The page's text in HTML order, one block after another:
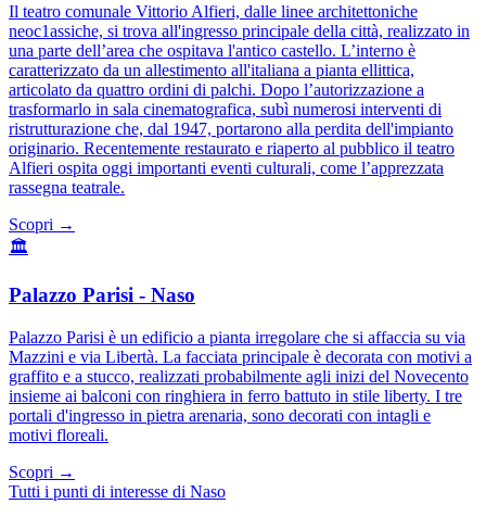
Il teatro comunale Vittorio Alfieri, dalle linee architettoniche
neoc1assiche, si trova all'ingresso principale della città, realizzato in
una parte dell’area che ospitava l'antico castello. L’interno è
caratterizzato da un allestimento all'italiana a pianta ellittica,
articolato da quattro ordini di palchi. Dopo l’autorizzazione a
trasformarlo in sala cinematografica, subì numerosi interventi di
ristrutturazione che, dal 1947, portarono alla perdita dell'impianto
originario. Recentemente restaurato e riaperto al pubblico il teatro
Alfieri ospita oggi importanti eventi culturali, come l’apprezzata
rassegna teatrale.
Scopri →
🏛️
Palazzo Parisi - Naso
Palazzo Parisi è un edificio a pianta irregolare che si affaccia su via
Mazzini e via Libertà. La facciata principale è decorata con motivi a
graffito e a stucco, realizzati probabilmente agli inizi del Novecento
insieme ai balconi con ringhiera in ferro battuto in stile liberty. I tre
portali d'ingresso in pietra arenaria, sono decorati con intagli e
motivi floreali.
Scopri →
Tutti i punti di interesse di Naso